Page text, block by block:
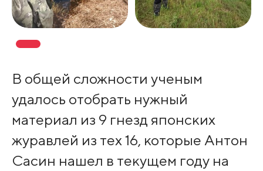
В общей сложности ученым
удалось отобрать нужный
материал из 9 гнезд японских
журавлей из тех 16, которые Антон
Сасин нашел в текущем году на